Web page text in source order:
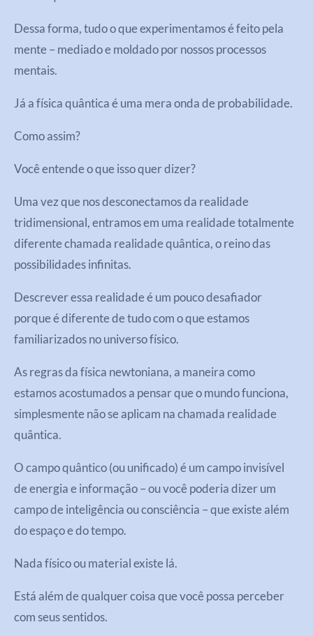
Dessa forma, tudo o que experimentamos é feito pela
mente – mediado e moldado por nossos processos
mentais.
Já a física quântica é uma mera onda de probabilidade.
Como assim?
Você entende o que isso quer dizer?
Uma vez que nos desconectamos da realidade
tridimensional, entramos em uma realidade totalmente
diferente chamada realidade quântica, o reino das
possibilidades infinitas.
Descrever essa realidade é um pouco desafiador
porque é diferente de tudo com o que estamos
familiarizados no universo físico.
As regras da física newtoniana, a maneira como
estamos acostumados a pensar que o mundo funciona,
simplesmente não se aplicam na chamada realidade
quântica.
O campo quântico (ou unificado) é um campo invisível
de energia e informação – ou você poderia dizer um
campo de inteligência ou consciência – que existe além
do espaço e do tempo.
Nada físico ou material existe lá.
Está além de qualquer coisa que você possa perceber
com seus sentidos.